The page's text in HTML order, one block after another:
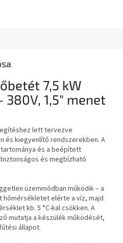
7,5 kW
1,5" menet
lett tervezve
és kiegyenlítő rendszerekben. A
és a beépített
és megbízható
üzemmódban működik – a
elérte a víz, majd
kb. 5 °C-kal csökken. A
mutatja a készülék működését,
állapot.